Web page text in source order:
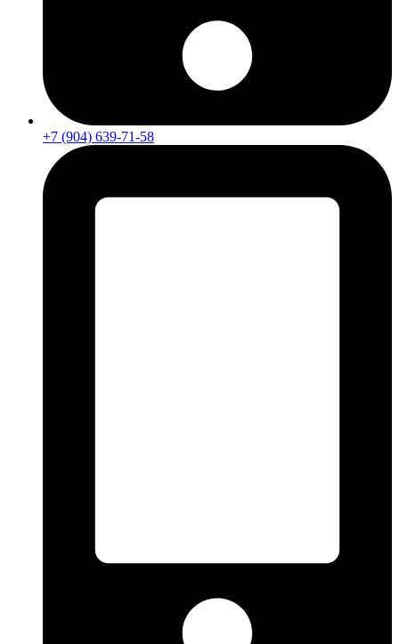
+7 (904) 639-71-58